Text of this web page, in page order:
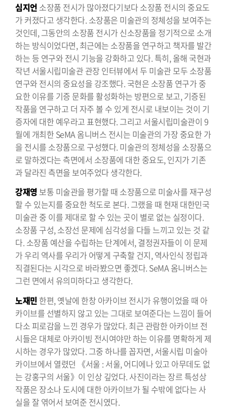
심지언 소장품 전시가 많아졌다기보다 소장품 전시의 중요도
가 커졌다고 생각한다. 소장품은 미술관의 정체성을 보여주는
것인데, 그동안의 소장품 전시가 신소장품을 정기적으로 소개
하는 방식이었다면, 최근에는 소장품을 연구하고 책자를 발간
하는 등 연구와 전시 기능을 강화하고 있다. 특히, 올해 국현과
작년 서울시립미술관 관장 인터뷰에서 두 미술관 모두 소장품
연구와 전시의 중요성을 강조했다. 국현은 소장품 연구가 중
요한 이유를 기증 문화를 활성화하는 방편으로 보고, 기증된
작품을 연구하고 더 자주 볼 수 있게 전시로 내보이는 것이 기
증자에 대한 예우라고 표현했다. 그리고 서울시립미술관이 9
월에 개최한 SeMA 옴니버스 전시는 미술관의 가장 중요한 가
을 전시를 소장품으로 구성했다. 미술관의 정체성을 소장품으
로 말하겠다는 측면에서 소장품에 대한 중요도, 인지가 기존
과 달라진 측면을 보여주었다 생각한다.
강재영 보통 미술관을 평가할 때 소장품으로 미술사를 재구성
할 수 있는지를 중요한 척도로 본다. 그랬을 때 현재 대한민국
미술관 중 이를 제대로 할 수 있는 곳이 별로 없는 실정이다.
소장품 구성, 소장선 문제에 심각성을 다들 느끼고 있는 것 같
다. 소장품 예산을 수립하는 단계에서, 결정권자들이 이 문제
가 우리 역사를 우리가 어떻게 구축할 건지, 역사인식 정립과
직결된다는 시각으로 바라봤으면 좋겠다. SeMA 옴니버스는
그런 면에서 유의미하다고 생각한다.
노재민 한편, 옛날에 한창 아카이브 전시가 유행이었을 때 아
카이브를 선별하지 않고 있는 그대로 보여준다는 느낌이 들어
다소 피로감을 느낀 경우가 많았다. 최근 관람한 아카이브 전
시들은 대체로 아카이빙 전시여야만 하는 이유를 명확하게 제
시하는 경우가 많았다. 그중 하나를 꼽자면, 서울시립 미술아
카이브에서 열렸던 《서울 : 서울, 어디에나 있고 아무데도 없
는 강홍구의 서울》이 인상 깊었다. 사진이라는 장르 특성상
작품은 장소나 도시에 대한 아카이브가 될 수밖에 없다는 사
실을 잘 엮어서 보여준 전시였다.